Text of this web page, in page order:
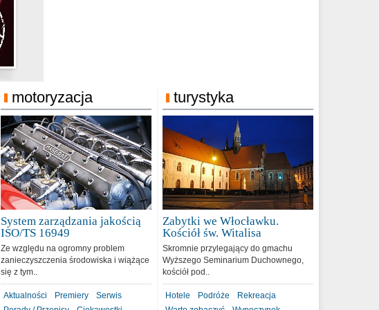
motoryzacja
System zarządzania jakością
ISO/TS 16949
Ze względu na ogromny problem
zanieczyszczenia środowiska i wiążące
się z tym..
Aktualności Premiery
Serwis
turystyka
Zabytki we Włocławku.
Kościół św. Witalisa
Skromnie przylegający do gmachu
Wyższego Seminarium Duchownego,
kościół pod..
Hotele Podróże
Rekreacja